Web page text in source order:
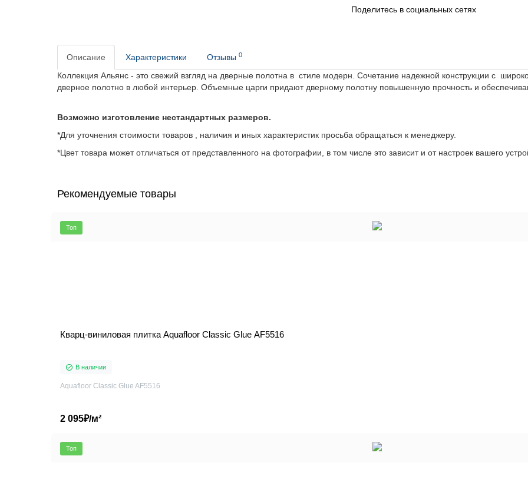
Поделитесь в социальных сетях
Описание Характеристики Отзывы 0
Коллекция Альянс - это свежий взгляд на дверные полотна в стиле модерн. Сочетание надежной конструкции с
дверное полотно в любой интерьер. Объемные царги придают дверному полотну повышенную прочность и
Возможно изготовление нестандартных размеров.
*Для уточнения стоимости товаров , наличия и иных характеристик просьба обращаться к менеджеру.
*Цвет товара может отличаться от представленного на фотографии, в том числе это зависит и от настроек вашего
Рекомендуемые товары
Топ
Кварц-виниловая плитка Aquafloor Classic Glue AF5516
В наличии
Aquafloor Classic Glue AF5516
2 095₽/м²
Топ